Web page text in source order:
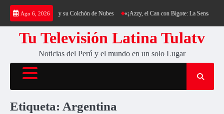
Saltar
contenido
Ago 6, 2026
Cantería y su Colchón de Nubes «¡Azzy, el Can con Bigote: La Sensación Peluda que
Tu Televisión Latina Tulatv
Noticias del Perú y el mundo en un solo Lugar
Etiqueta: Argentina